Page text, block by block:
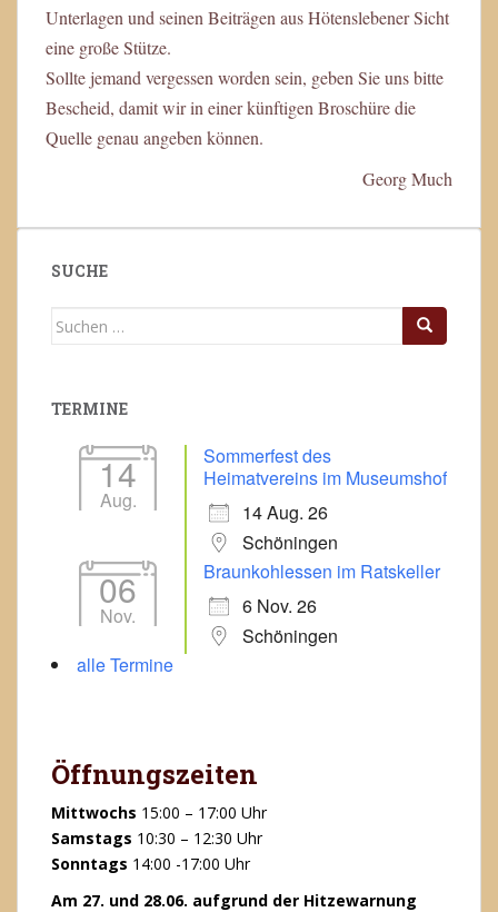
Unterlagen und seinen Beiträgen aus Hötenslebener Sicht
eine große Stütze.
Sollte jemand vergessen worden sein, geben Sie uns bitte
Bescheid, damit wir in einer künftigen Broschüre die
Quelle genau angeben können.
Georg Much
SUCHE
Suchen
TERMINE
14
Aug.
Sommerfest des
Heimatvereins im Museumshof
14 Aug. 26
Schöningen
06
Nov.
Braunkohlessen im Ratskeller
6 Nov. 26
Schöningen
alle Termine
Öffnungszeiten
Mittwochs 15:00 – 17:00 Uhr
Samstags 10:30 – 12:30 Uhr
Sonntags 14:00 -17:00 Uhr
Am 27. und 28.06. aufgrund der Hitzewarnung